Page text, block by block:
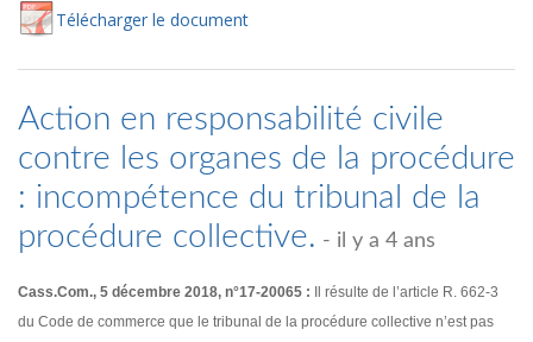
Télécharger le document
Action en responsabilité civile
contre les organes de la procédure
: incompétence du tribunal de la
procédure collective. - il y a 4 ans
Cass.Com., 5 décembre 2018, n°17-20065 :
Il résulte de l’article R. 662-3
du Code de commerce que le tribunal de la procédure collective n’est pas